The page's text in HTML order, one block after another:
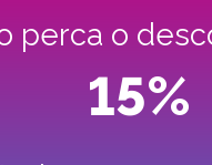
perca o
15%